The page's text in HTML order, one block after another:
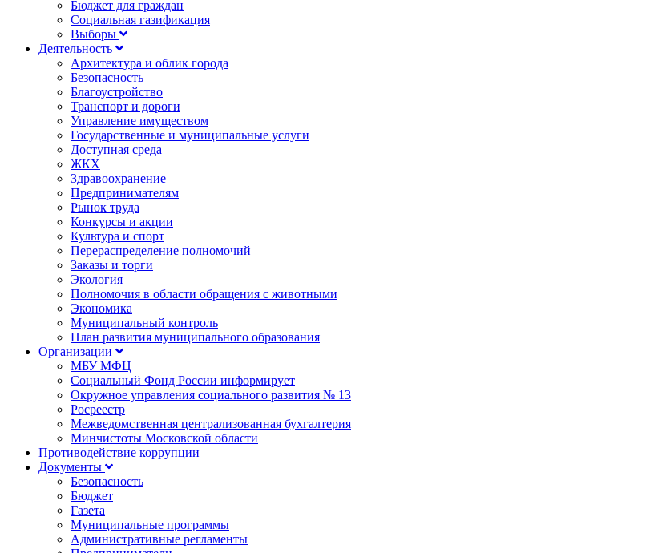
Бюджет для граждан
Социальная газификация
Выборы
Деятельность
Архитектура и облик города
Безопасность
Благоустройство
Транспорт и дороги
Управление имуществом
Государственные и муниципальные услуги
Доступная среда
ЖКХ
Здравоохранение
Предпринимателям
Рынок труда
Конкурсы и акции
Культура и спорт
Перераспределение полномочий
Заказы и торги
Экология
Полномочия в области обращения с животными
Экономика
Муниципальный контроль
План развития муниципального образования
Организации
МБУ МФЦ
Социальный Фонд России информирует
Окружное управления социального развития № 13
Росреестр
Межведомственная централизованная бухгалтерия
Минчистоты Московской области
Противодействие коррупции
Документы
Безопасность
Бюджет
Газета
Муниципальные программы
Административные регламенты